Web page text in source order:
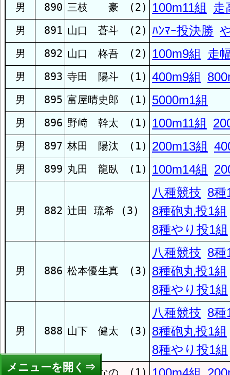
メニュー
九州文化
国見
瓊浦
口加
五島
西海学園
佐世保北
佐世保工
佐世保商
男 890 三枝 豪 (2) 100m11組 走
男 891 山口 蒼斗 (2) ﾊﾝﾏｰ投決勝
男 892 山口 柊吾 (2) 100m9組 走
男 893 寺田 陽斗 (1) 400m9組
男 895 富屋晴史郎 (1) 5000m1組
男 896 野﨑 幹太 (1) 100m11組
男 897 林田 陽汰 (1) 200m13組
男 899 丸田 龍臥 (1) 100m14組
男 882 辻󠄀田 琉希 (3)
八種競技 8種
8種砲丸投1組
8種やり投1組
男 886 松本優生真 (3)
八種競技 8種
8種砲丸投1組
8種やり投1組
男 888 山下 健太 (3)
八種競技 8種
8種砲丸投1組
8種やり投1組